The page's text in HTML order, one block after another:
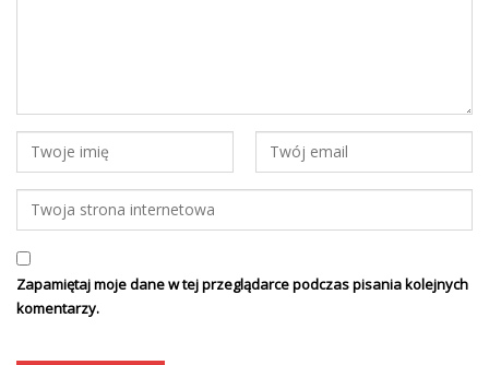
Zapamiętaj moje dane w tej przeglądarce podczas pisania kolejnych
komentarzy.